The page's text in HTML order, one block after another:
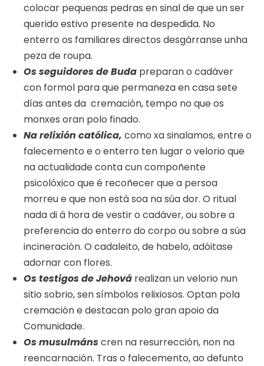
colocar pequenas pedras en sinal de que un ser
querido estivo presente na despedida. No
enterro os familiares directos desgárranse unha
peza de roupa.
Os seguidores de Buda preparan o cadáver
con formol para que permaneza en casa sete
días antes da cremación, tempo no que os
monxes oran polo finado.
Na relixión católica, como xa sinalamos, entre o
falecemento e o enterro ten lugar o velorio que
na actualidade conta cun compoñente
psicolóxico que é recoñecer que a persoa
morreu e que non está soa na súa dor. O ritual
nada di á hora de vestir o cadáver, ou sobre a
preferencia do enterro do corpo ou sobre a súa
incineración. O cadaleito, de habelo, adóitase
adornar con flores.
Os testigos de Jehová realizan un velorio nun
sitio sobrio, sen símbolos relixiosos. Optan pola
cremación e destacan polo gran apoio da
Comunidade.
Os musulmánscren na resurrección, non na
reencarnación. Tras o falecemento, ao defunto